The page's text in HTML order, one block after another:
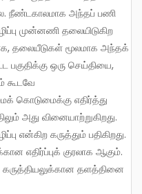
நீண்டகாலமாக அந்தப் பணி
முன்னணி தலையிடுகிற
தலையீடுகள் மூலமாக அந்தக்
பகுதிக்கு ஒரு செய்தியை,
கூடவே
கொடுமைக்கு எதிர்த்து
அது வினையாற்றுகிறது.
என்கிற கருத்தும் பதிகிறது.
எதிர்ப்புக் குரலாக ஆகும்.
தளத்தினை